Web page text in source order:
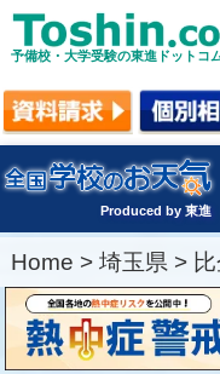
予備校・大学受験の東進ドットコ
Produced by 東進
Home > 埼玉県 >